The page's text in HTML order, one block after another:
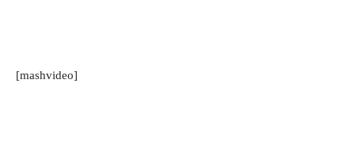
[mashvideo]